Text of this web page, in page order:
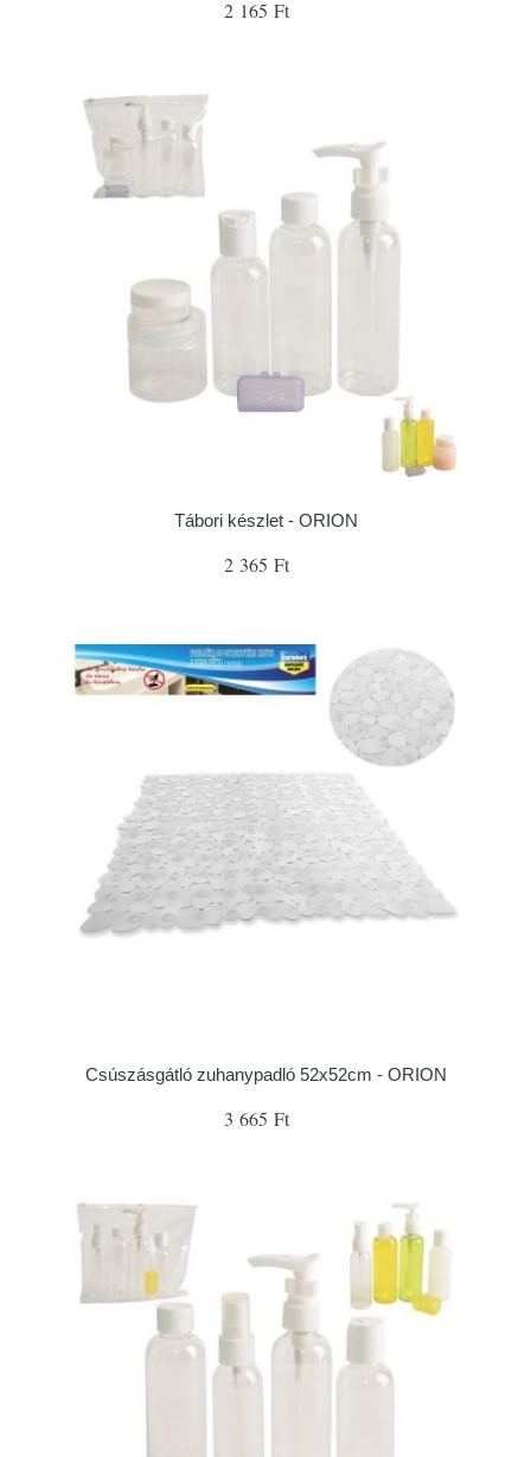
2 165 Ft
Tábori készlet - ORION
2 365 Ft
Csúszásgátló zuhanypadló 52x52cm - ORION
3 665 Ft